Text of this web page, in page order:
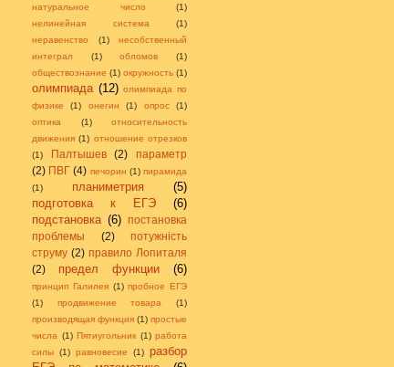
натуральное число
(1)
нелинейная система
(1)
неравенство
(1)
несобственный
интеграл
(1) обломов
(1)
обществознание (1) окружность (1)
олимпиада (12) олимпиада по
физике
(1) онегин (1) опрос
(1)
оптика
(1)
относительность
движения (1) отношение отрезков
(1)
Палтышев (2)
параметр
(2) ПВГ (4) печорин (1) пирамида
(1)
планиметрия
(5)
подготовка к ЕГЭ
(6)
подстановка (6) постановка
проблемы
(2)
потужність
струму (2) правило Лопиталя
(2)
предел функции (6)
принцип Галилея (1) пробное ЕГЭ
(1)
продвижение товара
(1)
производящая функция (1) простые
числа (1) Пятиугольник (1) работа
силы (1) равновесие (1)
разбор